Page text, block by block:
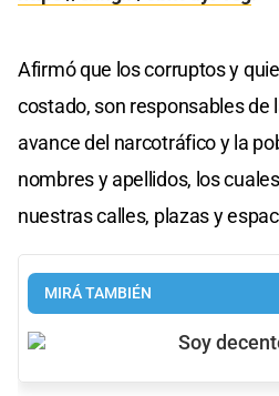
Afirmó que los corruptos y
costado, son responsables de
avance del narcotráfico y la
nombres y apellidos, los
nuestras calles, plazas y
MIRÁ TAMBIÉN
Soy